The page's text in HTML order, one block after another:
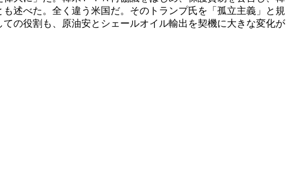
述べた。全く違う米国だ。そのトランプ氏を「孤立主義」と規
の役割も、原油安とシェールオイル輸出を契機に大きな変化が